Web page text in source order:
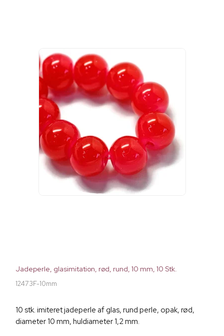
Jadeperle, glasimitation, rød, rund, 10 mm, 10 Stk.
12473F-10mm
10 stk. imiteret jadeperle af glas, rund perle, opak, rød,
diameter 10 mm, huldiameter 1,2 mm.